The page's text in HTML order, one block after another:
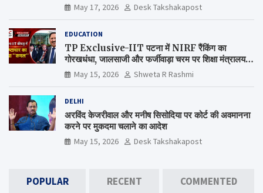
May 17, 2026 Desk Takshakapost
EDUCATION
TP Exclusive-IIT पटना में NIRF रैंकिंग का
गोरखधंधा, जालसाजी और फर्जीवाड़ा चरम पर शिक्षा मंत्रालय
कब जागेगा ?
May 15, 2026 Shweta R Rashmi
DELHI
अरविंद केजरीवाल और मनीष सिसोदिया पर कोर्ट की अवमानना
करने पर मुकदमा चलाने का आदेश
May 15, 2026 Desk Takshakapost
POPULAR RECENT COMMENTED